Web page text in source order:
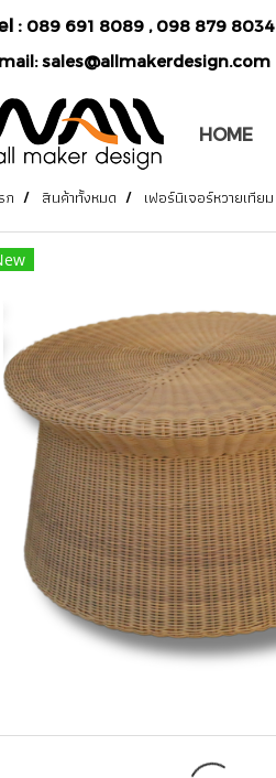
: 089 691 8089 , 098 879 8034
sales@allmakerdesign.com
HOME
ก สินค้าทั้งหมด เฟอร์นิเจอร์หวายเทียม